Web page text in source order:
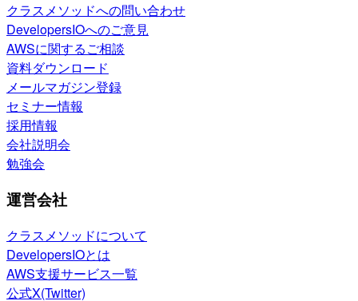
クラスメソッドへの問い合わせ
DevelopersIOへのご意見
AWSに関するご相談
資料ダウンロード
メールマガジン登録
セミナー情報
採用情報
会社説明会
勉強会
運営会社
クラスメソッドについて
DevelopersIOとは
AWS支援サービス一覧
公式X(Twitter)